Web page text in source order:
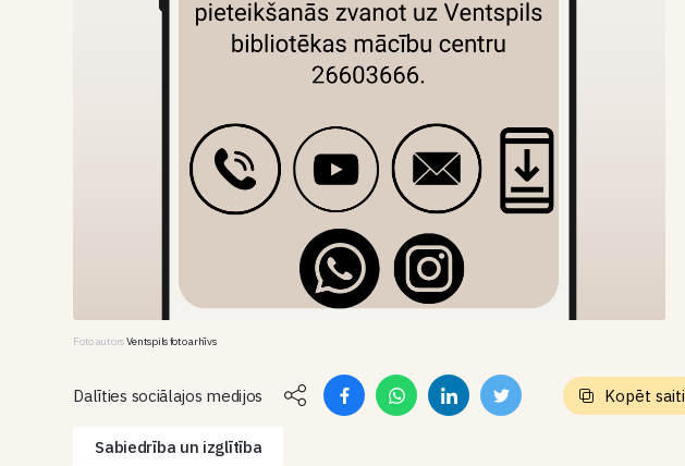
Foto autorsVentspils foto arhīvs
Dalīties sociālajos medijos Kopēt saiti
Sabiedrība un izglītība